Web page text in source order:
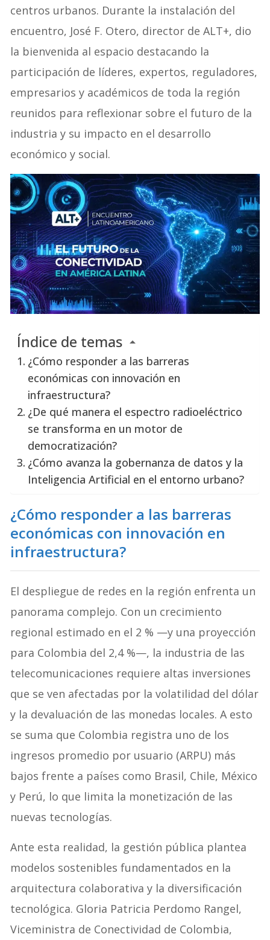
centros urbanos. Durante la instalación del
encuentro, José F. Otero, director de ALT+, dio
la bienvenida al espacio destacando la
participación de líderes, expertos, reguladores,
empresarios y académicos de toda la región
reunidos para reflexionar sobre el futuro de la
industria y su impacto en el desarrollo
económico y social.
Índice de temas
¿Cómo responder a las barreras
económicas con innovación en
infraestructura?
¿De qué manera el espectro radioeléctrico
se transforma en un motor de
democratización?
¿Cómo avanza la gobernanza de datos y la
Inteligencia Artificial en el entorno urbano?
¿Cómo responder a las barreras
económicas con innovación en
infraestructura?
El despliegue de redes en la región enfrenta un
panorama complejo. Con un crecimiento
regional estimado en el 2 % —y una proyección
para Colombia del 2,4 %—, la industria de las
telecomunicaciones requiere altas inversiones
que se ven afectadas por la volatilidad del dólar
y la devaluación de las monedas locales. A esto
se suma que Colombia registra uno de los
ingresos promedio por usuario (ARPU) más
bajos frente a países como Brasil, Chile, México
y Perú, lo que limita la monetización de las
nuevas tecnologías.
Ante esta realidad, la gestión pública plantea
modelos sostenibles fundamentados en la
arquitectura colaborativa y la diversificación
tecnológica. Gloria Patricia Perdomo Rangel,
Viceministra de Conectividad de Colombia,